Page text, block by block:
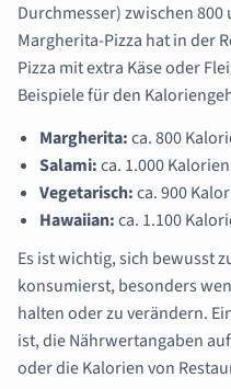
Durchmesser) zwischen 800
Margherita-Pizza hat in der
Pizza mit extra Käse oder
Beispiele für den
Margherita:ca. 800
Salami:ca. 1.000 Kalorien
Vegetarisch:ca. 900
Hawaiian:ca. 1.100
Es ist wichtig, sich bewusst
konsumierst, besonders
halten oder zu verändern.
ist, die Nährwertangaben
oder die Kalorien von